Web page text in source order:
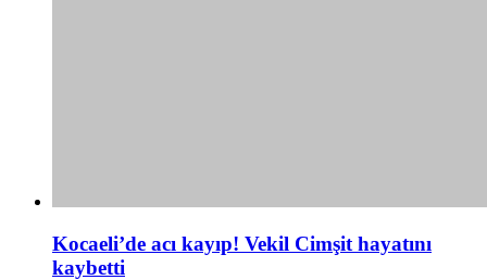
Kocaeli’de acı kayıp! Vekil Cimşit hayatını
kaybetti